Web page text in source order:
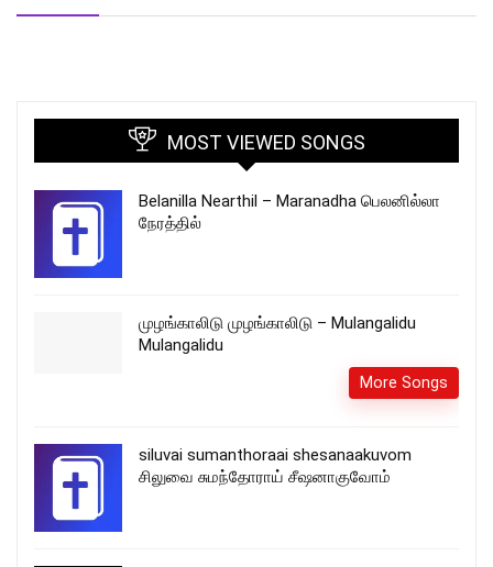
MOST VIEWED SONGS
Belanilla Nearthil – Maranadha பெலனில்லா
நேரத்தில்
முழங்காலிடு முழங்காலிடு – Mulangalidu
Mulangalidu
More Songs
siluvai sumanthoraai shesanaakuvom
சிலுவை சுமந்தோராய் சீஷனாகுவோம்